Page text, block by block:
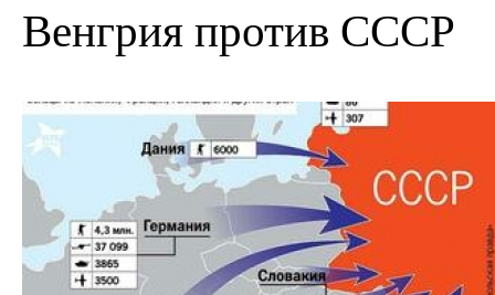
Венгрия против СССР